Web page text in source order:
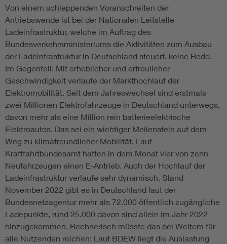
Von einem schleppenden Voranschreiten der
Antriebswende ist bei der Nationalen Leitstelle
Ladeinfrastruktur, welche im Auftrag des
Bundesverkehrsministeriums die Aktivitäten zum Ausbau
der Ladeinfrastruktur in Deutschland steuert, keine Rede.
Im Gegenteil: Mit erheblicher und erfreulicher
Geschwindigkeit verlaufe der Markthochlauf der
Elektromobilität. Seit dem Jahreswechsel sind erstmals
zwei Millionen Elektrofahrzeuge in Deutschland unterwegs,
davon mehr als eine Million rein batterie­elektrische
Elektroautos. Das sei ein wichtiger Meilenstein auf dem
Weg zu klimafreundlicher Mobilität. Laut
Kraftfahrtbundesamt hatten in dem Monat vier von zehn
Neufahrzeugen einen E-Antrieb. Auch der Hochlauf der
Ladeinfrastruktur verlaufe sehr dynamisch. Stand
November 2022 gibt es in Deutschland laut der
Bundesnetzagentur mehr als 72.000 öffentlich zugängliche
Ladepunkte, rund 25.000 davon sind allein im Jahr 2022
hinzugekommen. Rechnerisch müsste das bei Weitem für
alle Nutzenden reichen: Laut BDEW liegt die Auslastung